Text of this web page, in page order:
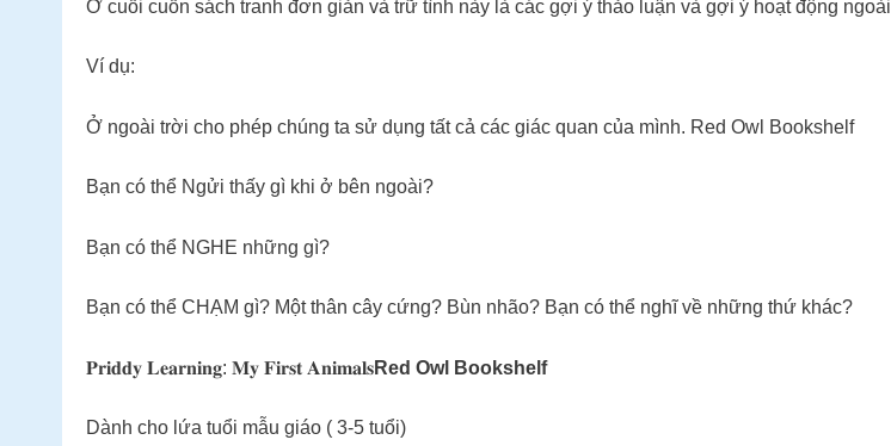
Ở cuối cuốn sách tranh đơn giản và trữ tình này là các gợi ý thảo luận và gợi ý hoạt động
Ví dụ:
Ở ngoài trời cho phép chúng ta sử dụng tất cả các giác quan của mình. Red Owl Bookshelf
Bạn có thể Ngửi thấy gì khi ở bên ngoài?
Bạn có thể NGHE những gì?
Bạn có thể CHẠM gì? Một thân cây cứng? Bùn nhão? Bạn có thể nghĩ về những thứ khác?
𝐏𝐫𝐢𝐝𝐝𝐲 𝐋𝐞𝐚𝐫𝐧𝐢𝐧𝐠: 𝐌𝐲 𝐅𝐢𝐫𝐬𝐭 𝐀𝐧𝐢𝐦𝐚𝐥𝐬Red Owl Bookshelf
Dành cho lứa tuổi mẫu giáo ( 3-5 tuổi)